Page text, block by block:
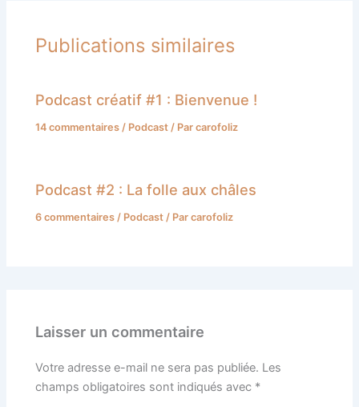
Publications similaires
Podcast créatif #1 : Bienvenue !
14 commentaires / Podcast / Parcarofoliz
Podcast #2 : La folle aux châles
6 commentaires / Podcast / Parcarofoliz
Laisser un commentaire
Votre adresse e-mail ne sera pas publiée. Les
champs obligatoires sont indiqués avec *